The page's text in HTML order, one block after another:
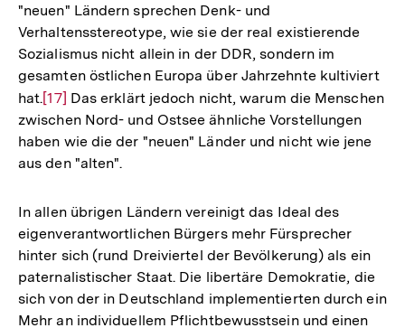
"neuen" Ländern sprechen Denk- und
Verhaltensstereotype, wie sie der real existierende
Sozialismus nicht allein in der DDR, sondern im
gesamten östlichen Europa über Jahrzehnte kultiviert
hat.Zur
Auflösung
der
Fußnote
[17] Das erklärt jedoch nicht, warum die Menschen
zwischen Nord- und Ostsee ähnliche Vorstellungen
haben wie die der "neuen" Länder und nicht wie jene
aus den "alten".
In allen übrigen Ländern vereinigt das Ideal des
eigenverantwortlichen Bürgers mehr Fürsprecher
hinter sich (rund Dreiviertel der Bevölkerung) als ein
paternalistischer Staat. Die libertäre Demokratie, die
sich von der in Deutschland implementierten durch ein
Mehr an individuellem Pflichtbewusstsein und einen